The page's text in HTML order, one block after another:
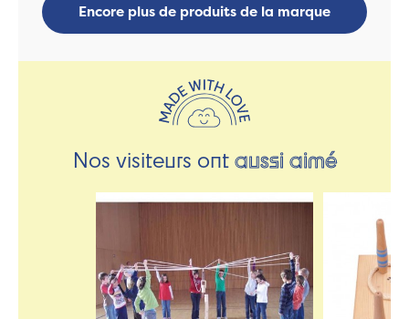
Encore plus de produits de la marque
Nos visiteurs ontaussi aimé